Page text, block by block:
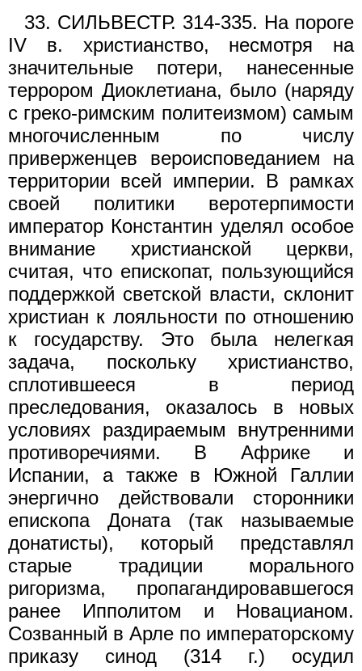
33. СИЛЬВЕСТР. 314-335. На пороге
IV в. христианство, несмотря на
значительные потери, нанесенные
террором Диоклетиана, было (наряду
с греко-римским политеизмом) самым
многочисленным по числу
приверженцев вероисповеданием на
территории всей империи. В рамках
своей политики веротерпимости
император Константин уделял особое
внимание христианской церкви,
считая, что епископат, пользующийся
поддержкой светской власти, склонит
христиан к лояльности по отношению
к государству. Это была нелегкая
задача, поскольку христианство,
сплотившееся в период
преследования, оказалось в новых
условиях раздираемым внутренними
противоречиями. В Африке и
Испании, а также в Южной Галлии
энергично действовали сторонники
епископа Доната (так называемые
донатисты), который представлял
старые традиции морального
ригоризма, пропагандировавшегося
ранее Ипполитом и Новацианом.
Созванный в Арле по императорскому
приказу синод (314 г.) осудил